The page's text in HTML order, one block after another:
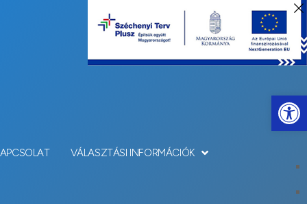
VÁLASZTÁSI INFORMÁCIÓK